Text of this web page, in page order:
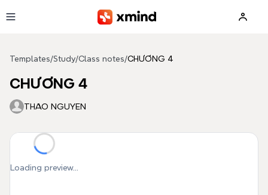
Templates/Study/Class notes/CHƯƠNG 4
CHƯƠNG 4
THAO NGUYEN
Loading preview...